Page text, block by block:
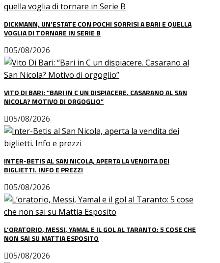
DICKMANN, UN’ESTATE CON POCHI SORRISI A BARI E QUELLA
VOGLIA DI TORNARE IN SERIE B
05/08/2026
VITO DI BARI: “BARI IN C UN DISPIACERE. CASARANO AL SAN
NICOLA? MOTIVO DI ORGOGLIO”
05/08/2026
INTER-BETIS AL SAN NICOLA, APERTA LA VENDITA DEI
BIGLIETTI. INFO E PREZZI
05/08/2026
L’ORATORIO, MESSI, YAMAL E IL GOL AL TARANTO: 5 COSE CHE
NON SAI SU MATTIA ESPOSITO
05/08/2026